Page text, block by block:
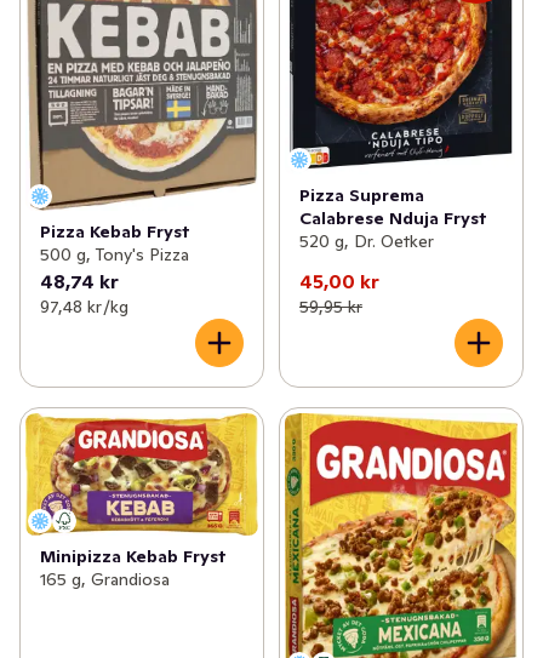
Pizza Kebab Fryst
500 g, Tony's Pizza
48,74 kr
97,48 kr /kg
Pizza Suprema
Calabrese Nduja Fryst
520 g, Dr. Oetker
45,00 kr
59,95 kr
Minipizza Kebab Fryst
165 g, Grandiosa